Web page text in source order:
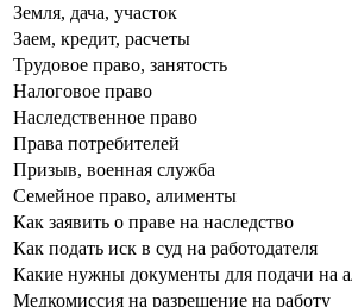
Земля, дача, участок
Заем, кредит, расчеты
Трудовое право, занятость
Налоговое право
Наследственное право
Права потребителей
Призыв, военная служба
Семейное право, алименты
Как заявить о праве на наследство
Как подать иск в суд на работодателя
Какие нужны документы для подачи на
Медкомиссия на разрешение на работу